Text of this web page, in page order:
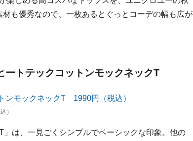
も優秀なので、一枚あるとぐっとコーデの幅も広が
トテックコットンモックネックT
）
は、一見ごくシンプルでベーシックな印象。他の